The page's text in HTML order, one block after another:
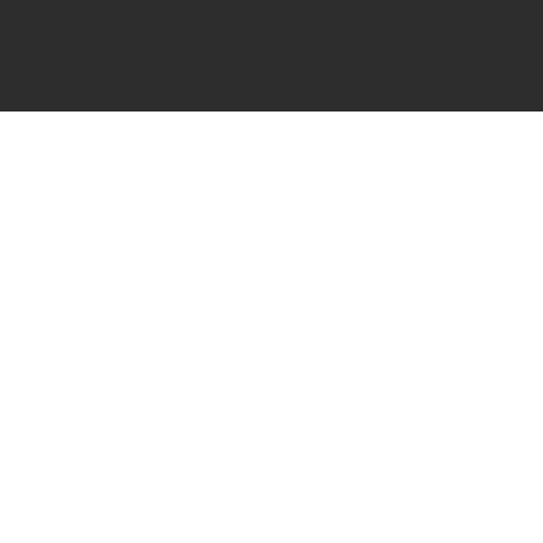
die verborgen ligt in elke sociale ruimte en